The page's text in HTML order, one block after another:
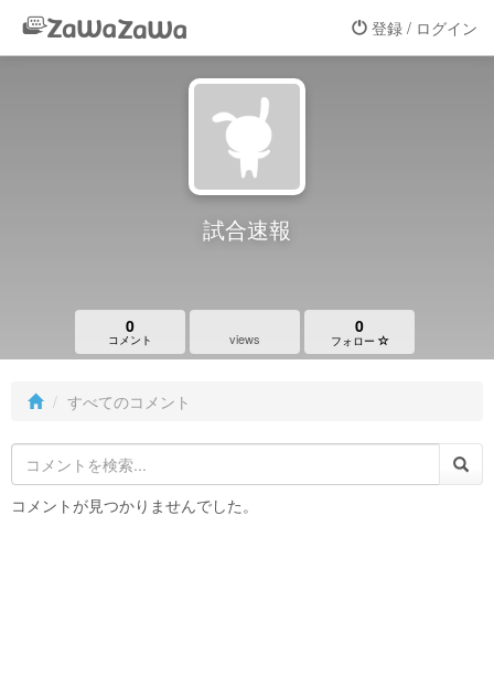
登録 / ログイン
試合速報
0
コメント views
0
フォロー
すべてのコメント
コメントが見つかりませんでした。